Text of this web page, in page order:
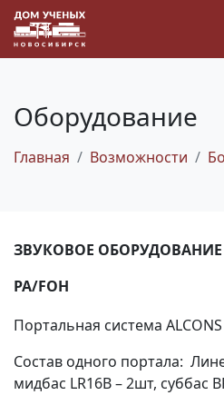
Новости
О Доме
Контакты
Оборудование
Главная Возможности
ЗВУКОВОЕ
PA/FOH
Портальная система
Состав одного портала:
мидбас LR16B – 2шт, суббас